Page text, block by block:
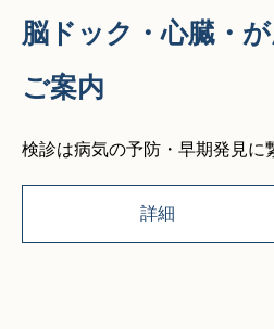
脳ドック・心臓・
ご案内
検診は病気の予防・早期発見に
詳細